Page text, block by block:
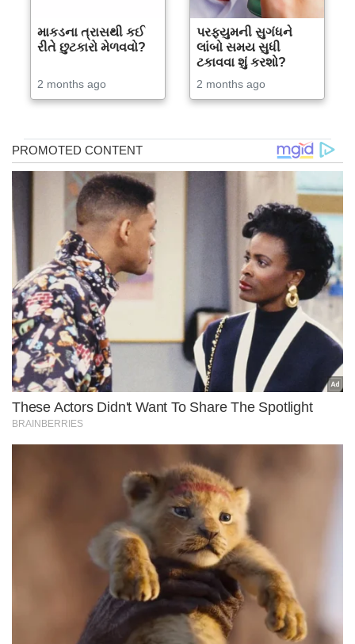
માકડના ત્રાસથી કઈ
રીતે છુટકારો મેળવવો?
2 months ago
પરફ્યુમની સુગંધને
લાંબો સમય સુધી
ટકાવવા શું કરશો?
2 months ago